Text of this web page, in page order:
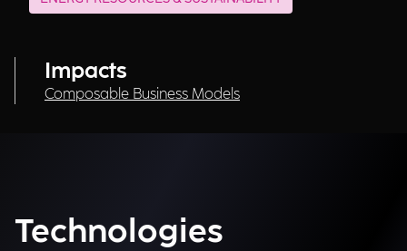
Impacts
Composable Business Models
Technologies